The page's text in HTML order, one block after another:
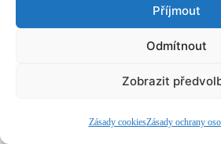
Příjmout
Odmítnout
Zobrazit
Zásady cookiesZásady ochrany